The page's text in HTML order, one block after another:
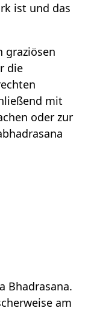
ist und das
graziösen
die
mit
oder zur
Bhadrasana.
am